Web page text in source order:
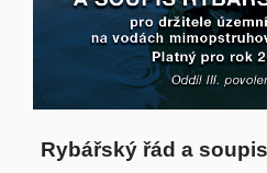
Rybářský řád a